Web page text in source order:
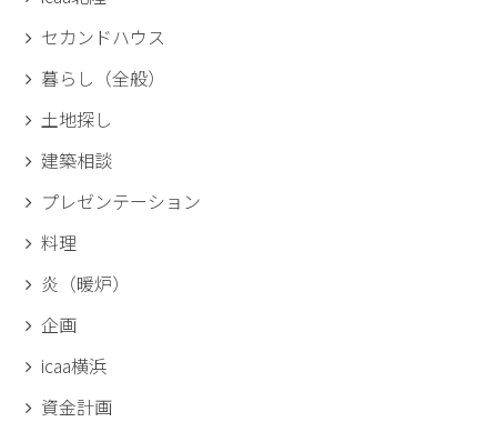
セカンドハウス
暮らし（全般）
土地探し
建築相談
プレゼンテーション
料理
炎（暖炉）
企画
icaa横浜
資金計画